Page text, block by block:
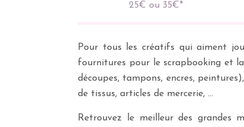
25€ ou 35€*
Pour tous les créatifs qui aiment
fournitures pour le scrapbooking et
découpes, tampons, encres,
de tissus, articles de mercerie, …
Retrouvez le meilleur des grandes